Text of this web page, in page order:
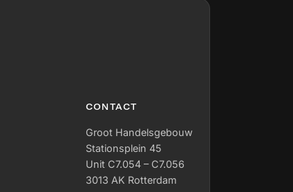
CONTACT
Groot Handelsgebouw
Stationsplein 45
Unit C7.054 – C7.056
3013 AK Rotterdam